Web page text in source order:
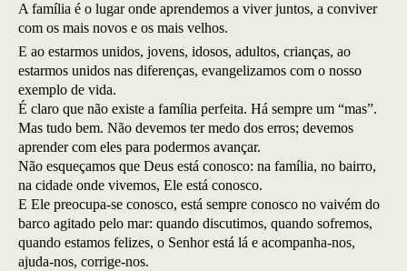
A família é o lugar onde aprendemos a viver juntos, a conviver
com os mais novos e os mais velhos.
E ao estarmos unidos, jovens, idosos, adultos, crianças, ao
estarmos unidos nas diferenças, evangelizamos com o nosso
exemplo de vida.
É claro que não existe a família perfeita. Há sempre um “mas”.
Mas tudo bem. Não devemos ter medo dos erros; devemos
aprender com eles para podermos avançar.
Não esqueçamos que Deus está conosco: na família, no bairro,
na cidade onde vivemos, Ele está conosco.
E Ele preocupa-se conosco, está sempre conosco no vaivém do
barco agitado pelo mar: quando discutimos, quando sofremos,
quando estamos felizes, o Senhor está lá e acompanha-nos,
ajuda-nos, corrige-nos.